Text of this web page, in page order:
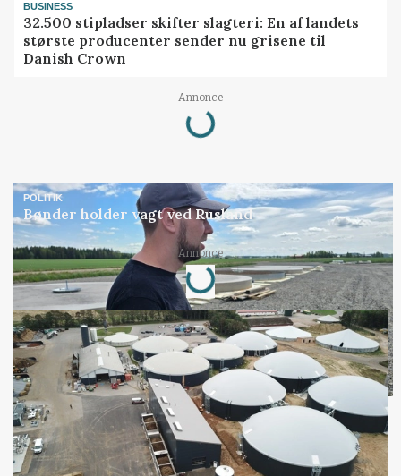
BUSINESS
32.500 stipladser skifter slagteri: En af landets
største producenter sender nu grisene til
Danish Crown
Annonce
Loading...
POLITIK
Bønder holder vagt ved Rusland
Annonce
Loading...